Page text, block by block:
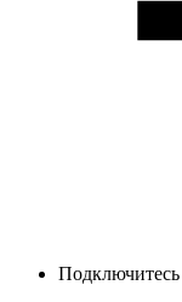
Подключитесь